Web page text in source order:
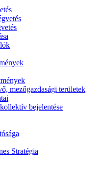
mezőgazdasági területek
bejelentése
Stratégia